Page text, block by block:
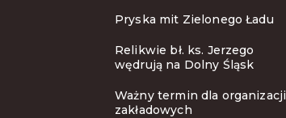
Pryska mit Zielonego Ładu
Relikwie bł. ks. Jerzego
wędrują na Dolny Śląsk
Ważny termin dla organizacji
zakładowych